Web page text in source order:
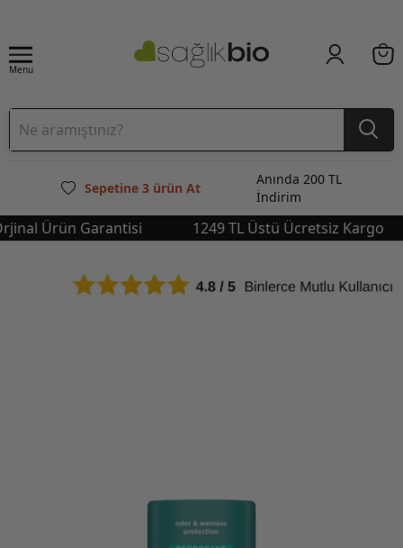
Menu
Sepetine 3 ürün At
Anında 200 TL
İndirim
Ürün Garantisi 1249 TL Üstü Ücretsiz Kargo